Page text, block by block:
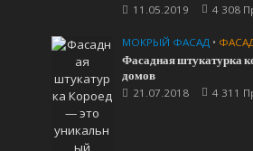
11.05.2019
4 308
МОКРЫЙ ФАСАД •
Фасадная штукатурка
домов
21.07.2018
4 311